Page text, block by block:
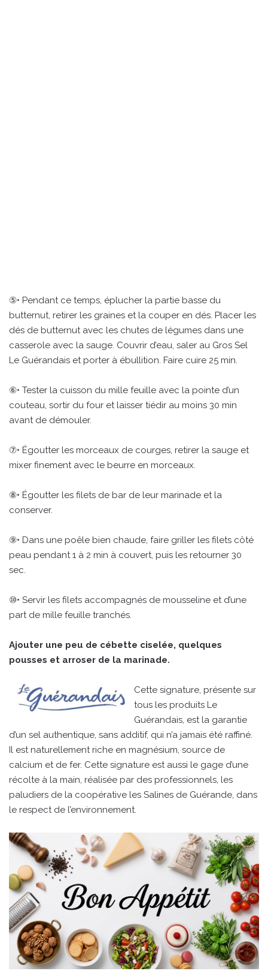
⑤• Pendant ce temps, éplucher la partie basse du
butternut, retirer les graines et la couper en dés. Placer les
dés de butternut avec les chutes de légumes dans une
casserole avec la sauge. Couvrir d’eau, saler au Gros Sel
Le Guérandais et porter à ébullition. Faire cuire 25 min.
⑥• Tester la cuisson du mille feuille avec la pointe d’un
couteau, sortir du four et laisser tiédir au moins 30 min
avant de démouler.
⑦• Égoutter les morceaux de courges, retirer la sauge et
mixer finement avec le beurre en morceaux.
⑧• Égoutter les filets de bar de leur marinade et la
conserver.
⑨• Dans une poêle bien chaude, faire griller les filets côté
peau pendant 1 à 2 min à couvert, puis les retourner 30
sec.
⑩• Servir les filets accompagnés de mousseline et d’une
part de mille feuille tranchés.
Ajouter une peu de cébette ciselée, quelques
pousses et arroser de la marinade.
Cette signature, présente sur
tous les produits Le
Guérandais, est la garantie
d’un sel authentique, sans additif, qui n’a jamais été raffiné.
Il est naturellement riche en magnésium, source de
calcium et de fer. Cette signature est aussi le gage d’une
récolte à la main, réalisée par des professionnels, les
paludiers de la coopérative les Salines de Guérande, dans
le respect de l’environnement.